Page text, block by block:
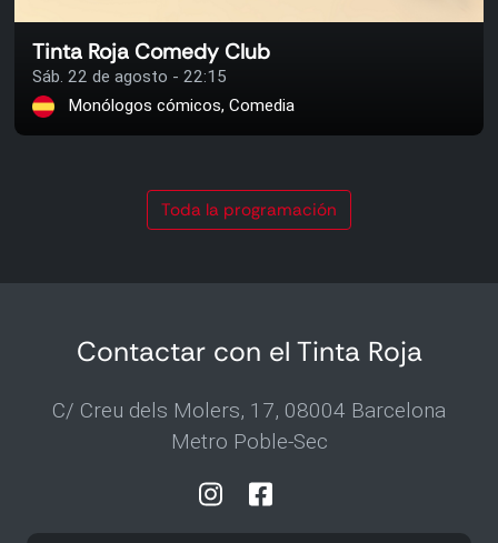
Tinta Roja Comedy Club
Sáb. 22 de agosto - 22:15
Monólogos cómicos, Comedia
Toda la programación
Contactar con el Tinta Roja
C/ Creu dels Molers, 17, 08004 Barcelona
Metro Poble-Sec